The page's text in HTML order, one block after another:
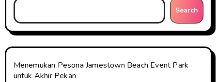
Search
Menemukan Pesona Jamestown Beach Event Park
untuk Akhir Pekan